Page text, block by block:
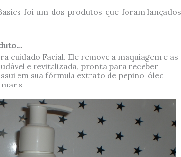
foi um dos produtos que foram lançados
cuidado Facial. Ele remove a maquiagem e as
e revitalizada, pronta para receber
em sua fórmula extrato de pepino, óleo
maris.